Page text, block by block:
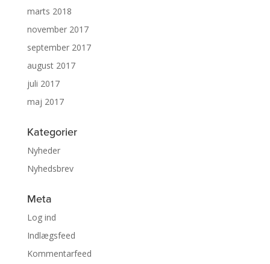
marts 2018
november 2017
september 2017
august 2017
juli 2017
maj 2017
Kategorier
Nyheder
Nyhedsbrev
Meta
Log ind
Indlægsfeed
Kommentarfeed